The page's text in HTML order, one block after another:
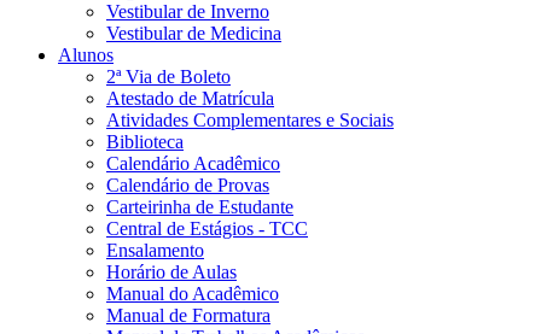
Vestibular de Inverno
Vestibular de Medicina
Alunos
2ª Via de Boleto
Atestado de Matrícula
Atividades Complementares e Sociais
Biblioteca
Calendário Acadêmico
Calendário de Provas
Carteirinha de Estudante
Central de Estágios - TCC
Ensalamento
Horário de Aulas
Manual do Acadêmico
Manual de Formatura